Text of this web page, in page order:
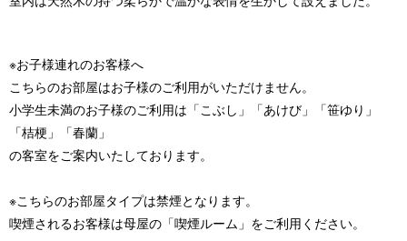
※お子様連れのお客様へ
こちらのお部屋はお子様のご利用がいただけません。
小学生未満のお子様のご利用は「こぶし」「あけび」「笹ゆり」
「桔梗」「春蘭」
の客室をご案内いたしております。
※こちらのお部屋タイプは禁煙となります。
喫煙されるお客様は母屋の「喫煙ルーム」をご利用ください。